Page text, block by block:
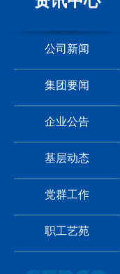
公司新闻
集团要闻
企业公告
基层动态
党群工作
职工艺苑